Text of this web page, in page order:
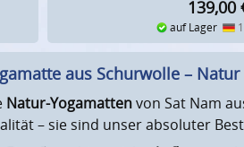
139,00
auf Lager
aus Schurwolle –
Natur-Yogamattenvon Sat Nam
– sie sind unser absoluter